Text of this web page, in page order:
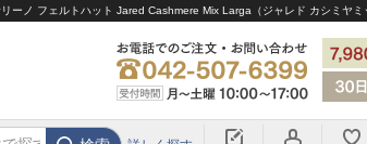
リーノ フェルトハット Jared Cashmere Mix Larga（ジャレド カシミヤ